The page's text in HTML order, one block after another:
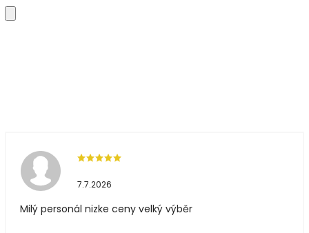
7.7.2026
Milý personál nizke ceny velký výběr